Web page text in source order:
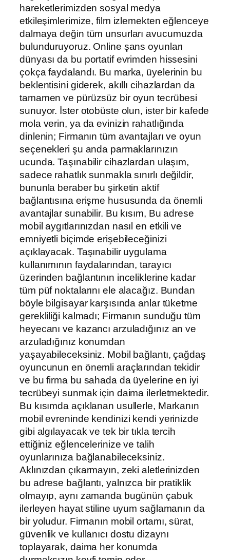
hareketlerimizden sosyal medya
etkileşimlerimize, film izlemekten eğlenceye
dalmaya değin tüm unsurları avucumuzda
bulunduruyoruz. Online şans oyunları
dünyası da bu portatif evrimden hissesini
çokça faydalandı. Bu marka, üyelerinin bu
beklentisini giderek, akıllı cihazlardan da
tamamen ve pürüzsüz bir oyun tecrübesi
sunuyor. İster otobüste olun, ister bir kafede
mola verin, ya da evinizin rahatlığında
dinlenin; Firmanın tüm avantajları ve oyun
seçenekleri şu anda parmaklarınızın
ucunda. Taşınabilir cihazlardan ulaşım,
sadece rahatlık sunmakla sınırlı değildir,
bununla beraber bu şirketin aktif
bağlantısına erişme hususunda da önemli
avantajlar sunabilir. Bu kısım, Bu adrese
mobil aygıtlarınızdan nasıl en etkili ve
emniyetli biçimde erişebileceğinizi
açıklayacak. Taşınabilir uygulama
kullanımının faydalarından, tarayıcı
üzerinden bağlantının inceliklerine kadar
tüm püf noktalarını ele alacağız. Bundan
böyle bilgisayar karşısında anlar tüketme
gerekliliği kalmadı; Firmanın sunduğu tüm
heyecanı ve kazancı arzuladığınız an ve
arzuladığınız konumdan
yaşayabileceksiniz. Mobil bağlantı, çağdaş
oyuncunun en önemli araçlarından tekidir
ve bu firma bu sahada da üyelerine en iyi
tecrübeyi sunmak için daima ilerletmektedir.
Bu kısımda açıklanan usullerle, Markanın
mobil evreninde kendinizi kendi yerinizde
gibi algılayacak ve tek bir tıkla tercih
ettiğiniz eğlencelerinize ve talih
oyunlarınıza bağlanabileceksiniz.
Aklınızdan çıkarmayın, zeki aletlerinizden
bu adrese bağlantı, yalnızca bir pratiklik
olmayıp, aynı zamanda bugünün çabuk
ilerleyen hayat stiline uyum sağlamanın da
bir yoludur. Firmanın mobil ortamı, sürat,
güvenlik ve kullanıcı dostu dizaynı
toplayarak, daima her konumda